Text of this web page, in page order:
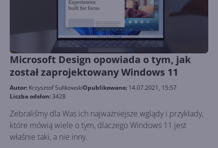
Microsoft Design opowiada o tym, jak
został zaprojektowany Windows 11
Autor: Krzysztof SulikowskiOpublikowano: 14.07.2021, 15:57
Liczba odsłon:3428
Zebraliśmy dla Was ich najważniejsze wglądy i przykłady,
które mówią wiele o tym, dlaczego Windows 11 jest
właśnie taki, a nie inny.